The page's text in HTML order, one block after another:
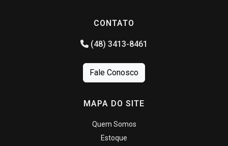
CONTATO
(48) 3413-8461
Fale Conosco
MAPA DO SITE
Quem Somos
Estoque